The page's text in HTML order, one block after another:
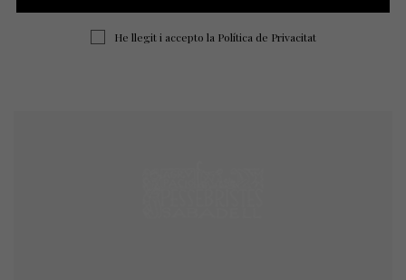
He llegit i accepto la Política de Privacitat